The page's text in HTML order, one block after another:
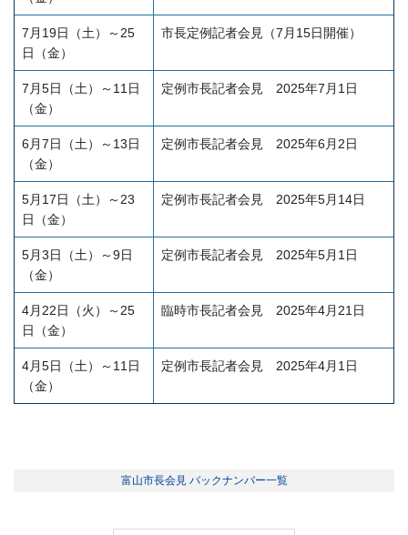
7月19日（土）～25
日（金）
市長定例記者会見（7月15日開催）
7月5日（土）～11日
（金）
定例市長記者会見 2025年7 月1日
6月7日（土）～13日
（金）
定例市長記者会見 2025年6 月2日
5月17日（土）～23
日（金）
定例市長記者会見 2025年5月14日
5月3日（土）～9日
（金）
定例市長記者会見 2025年5月1日
4月22日（火）～25
日（金）
臨時市長記者会見 2025年4月21日
4月5日（土）～11日
（金）
定例市長記者会見 2025年4月1日
富山市長会見 バックナンバー一覧